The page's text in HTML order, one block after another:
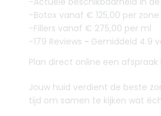
-Botox vanaf € 125,00 per zone
-Fillers vanaf € 275,00 per ml
-179 Reviews - Gemiddeld 4.9
Plan direct online een
Jouw huid verdient de beste
tijd om samen te kijken wat